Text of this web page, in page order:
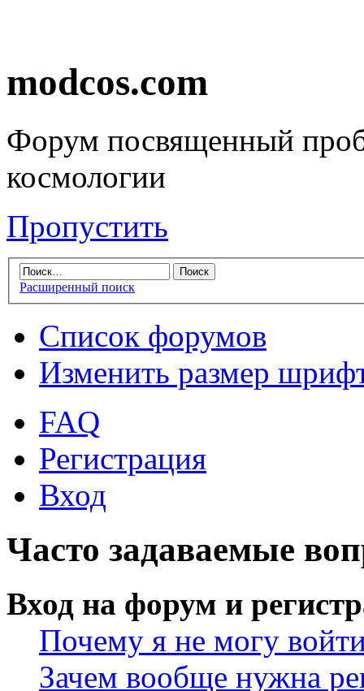
modcos.com
Форум посвященный
космологии
Пропустить
Расширенный поиск
Список форумов
Изменить размер
FAQ
Регистрация
Вход
Часто задаваемые
Вход на форум и
Почему я не могу
Зачем вообще нужна